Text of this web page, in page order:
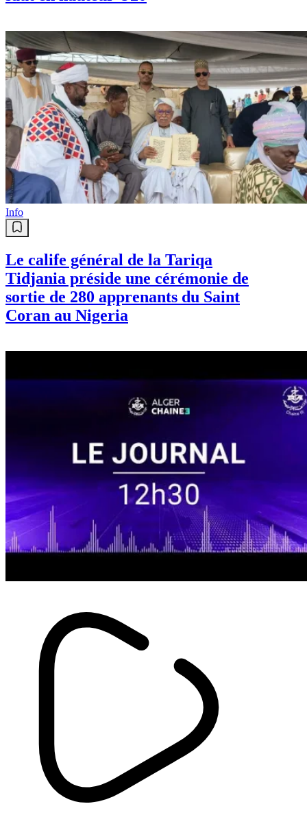
Info
Le calife général de la Tariqa
Tidjania préside une cérémonie de
sortie de 280 apprenants du Saint
Coran au Nigeria